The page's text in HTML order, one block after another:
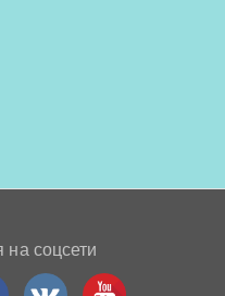
на соцсети